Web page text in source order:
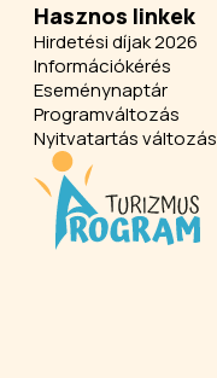
Hasznos linkek
Hirdetési díjak 2026
Információkérés
Eseménynaptár
Programváltozás
Nyitvatartás változás